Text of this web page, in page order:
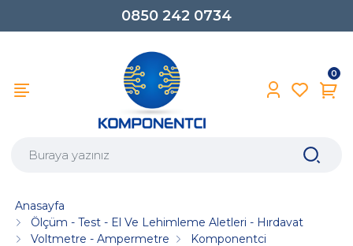
0850 242 0734
0
Anasayfa
Ölçüm - Test - El Ve Lehimleme Aletleri - Hırdavat
Voltmetre - Ampermetre
Komponentci